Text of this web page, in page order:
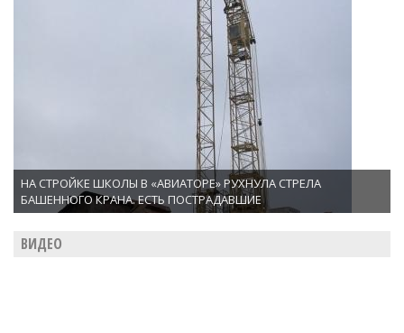
НА СТРОЙКЕ ШКОЛЫ В «АВИАТОРЕ» РУХНУЛА СТРЕЛА
БАШЕННОГО КРАНА. ЕСТЬ ПОСТРАДАВШИЕ
ВИДЕО